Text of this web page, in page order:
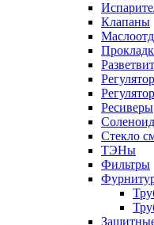
Клапаны
Ресиверы
Стекло
ТЭНы
Фильтры